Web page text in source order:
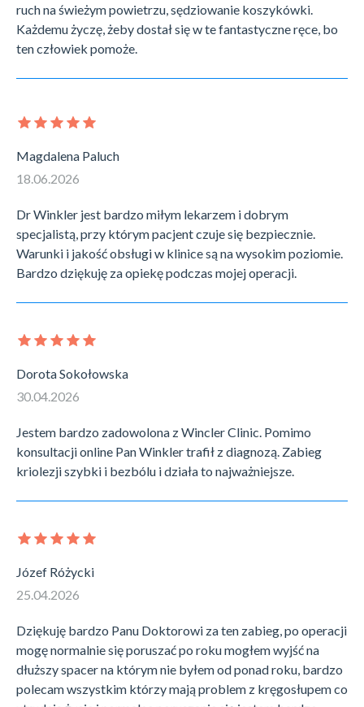
ruch na świeżym powietrzu, sędziowanie koszykówki.
Każdemu życzę, żeby dostał się w te fantastyczne ręce, bo
ten człowiek pomoże.
Magdalena Paluch
18.06.2026
Dr Winkler jest bardzo miłym lekarzem i dobrym
specjalistą, przy którym pacjent czuje się bezpiecznie.
Warunki i jakość obsługi w klinice są na wysokim poziomie.
Bardzo dziękuję za opiekę podczas mojej operacji.
Dorota Sokołowska
30.04.2026
Jestem bardzo zadowolona z Wincler Clinic. Pomimo
konsultacji online Pan Winkler trafił z diagnozą. Zabieg
kriolezji szybki i bezbólu i działa to najważniejsze.
Józef Różycki
25.04.2026
Dziękuję bardzo Panu Doktorowi za ten zabieg, po operacji
mogę normalnie się poruszać po roku mogłem wyjść na
dłuższy spacer na którym nie byłem od ponad roku, bardzo
polecam wszystkim którzy mają problem z kręgosłupem co